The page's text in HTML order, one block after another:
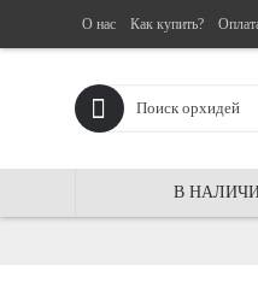
О нас Как купить?
В